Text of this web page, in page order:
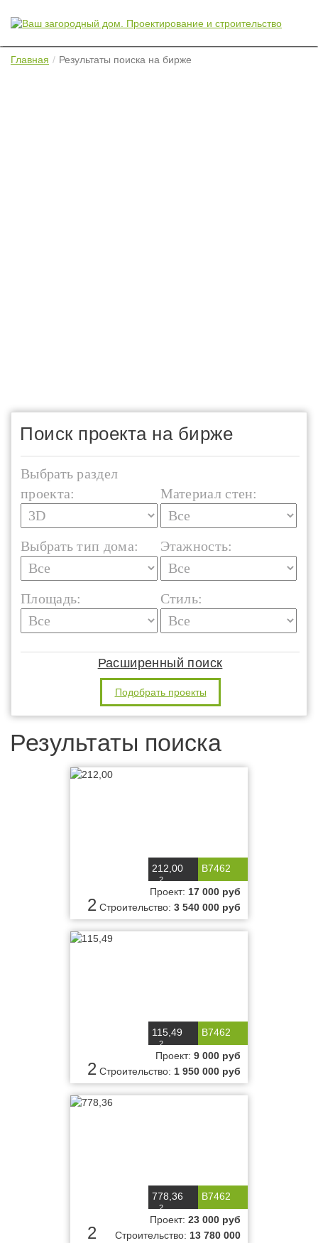
Главная Результаты поиска на бирже
Поиск проекта на бирже
Выбрать раздел
проекта:
Материал стен:
Выбрать тип дома: Этажность:
Площадь: Стиль:
Расширенный поиск
Подобрать проекты
Результаты поиска
B7462
212,00
м2
2
Проект: 17 000 руб
Строительство: 3 540 000 руб
B7462
115,49
м2
2
Проект: 9 000 руб
Строительство: 1 950 000 руб
B7462
778,36
м2
2
Проект: 23 000 руб
Строительство: 13 780 000